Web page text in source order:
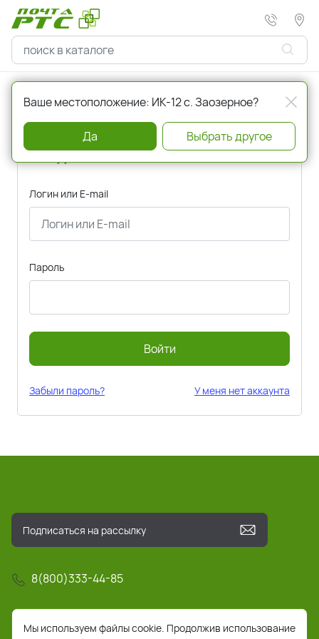
Главная Авторизация
Вход
Логин или E-mail
Пароль
Войти
Забыли пароль? У меня нет аккаунта
8(800)333-44-85
info@pochta-rts.ru
Мы используем файлы cookie. Продолжив использование
Ваше местоположение: ИК-12 с. Заозерное?
Да Выбрать другое